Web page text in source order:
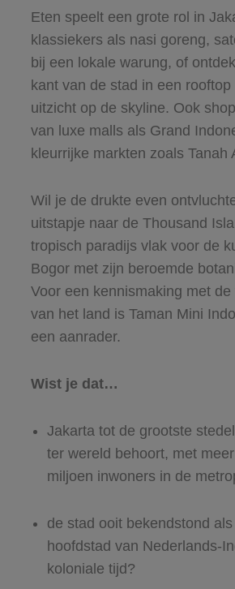
Eten speelt een grote rol in
klassiekers als nasi goreng,
bij een lokale warung, of
kant van de stad in een
uitzicht op de skyline. Ook
van luxe malls als Grand
kleurrijke markten zoals Tanah
Wil je de drukte even
uitstapje naar de Thousand
tropisch paradijs vlak voor de
Bogor met zijn beroemde
Voor een kennismaking met
van het land is Taman Mini
een aanrader.
Wist je dat…
Jakarta tot de grootste
ter wereld behoort, met
miljoen inwoners in de
de stad ooit bekendstond
hoofdstad van Nederlands-
koloniale tijd?